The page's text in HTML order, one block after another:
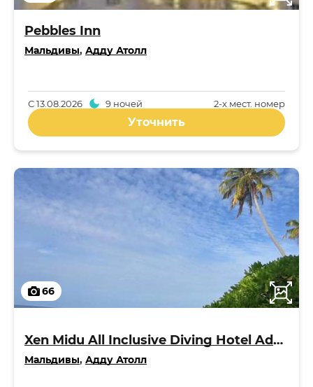
Pebbles Inn
Мальдивы, Адду Атолл
2-x мест. номер
С13.08.2026 9 ночей
Уточнить
66
Xen Midu All Inclusive Diving Hotel Addu Maldives 3*
Мальдивы, Адду Атолл